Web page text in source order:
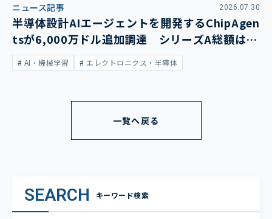
ニュース記事 2026.07.30
半導体設計AIエージェントを開発するChipAgen
tsが6,000万ドル追加調達 シリーズA総額は1
億3,400万ドルに
AI・機械学習 エレクトロニクス・半導体
一覧へ戻る
SEARCH キーワード検索